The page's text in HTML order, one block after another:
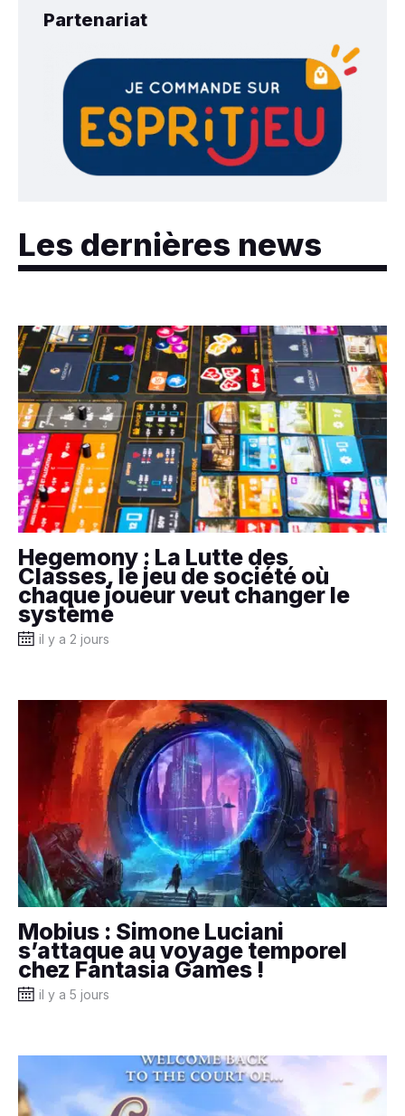
Partenariat
Les dernières news
Hegemony : La Lutte des
Classes, le jeu de société où
chaque joueur veut changer le
système
il y a 2 jours
Mobius : Simone Luciani
s’attaque au voyage temporel
chez Fantasia Games !
il y a 5 jours